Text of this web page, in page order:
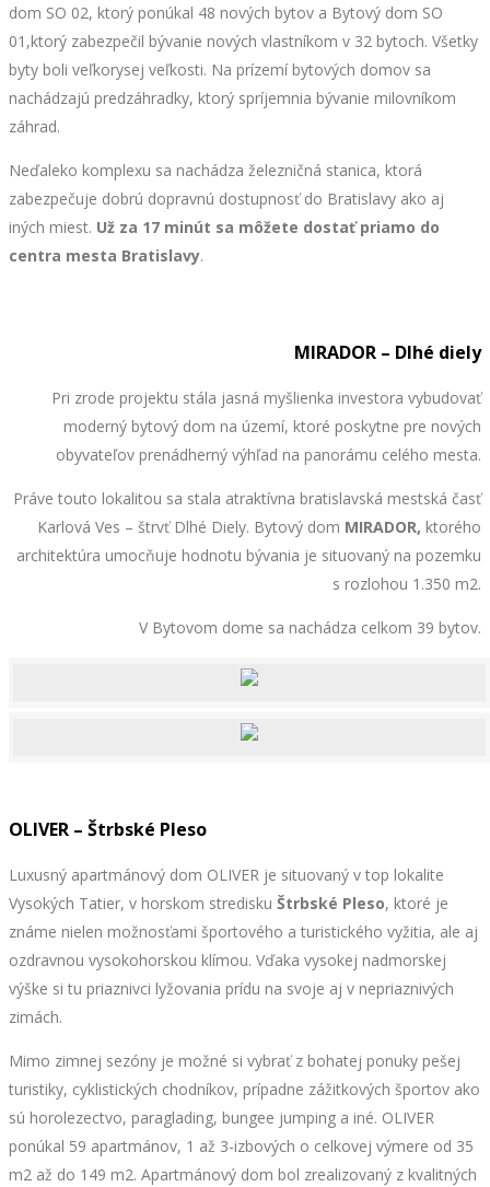
dom SO 02, ktorý ponúkal 48 nových bytov a Bytový dom SO
01,ktorý zabezpečil bývanie nových vlastníkom v 32 bytoch. Všetky
byty boli veľkorysej veľkosti. Na prízemí bytových domov sa
nachádzajú predzáhradky, ktorý spríjemnia bývanie milovníkom
záhrad.
Neďaleko komplexu sa nachádza železničná stanica, ktorá
zabezpečuje dobrú dopravnú dostupnosť do Bratislavy ako aj
iných miest. Už za 17 minút sa môžete dostať priamo do
centra mesta Bratislavy.
MIRADOR – Dlhé diely
Pri zrode projektu stála jasná myšlienka investora vybudovať
moderný bytový dom na území, ktoré poskytne pre nových
obyvateľov prenádherný výhľad na panorámu celého mesta.
Práve touto lokalitou sa stala atraktívna bratislavská mestská časť
Karlová Ves – štrvť Dlhé Diely. Bytový dom MIRADOR, ktorého
architektúra umocňuje hodnotu bývania je situovaný na pozemku
s rozlohou 1.350 m2.
V Bytovom dome sa nachádza celkom 39 bytov.
OLIVER – Štrbské Pleso
Luxusný apartmánový dom OLIVER je situovaný v top lokalite
Vysokých Tatier, v horskom stredisku Štrbské Pleso, ktoré je
známe nielen možnosťami športového a turistického vyžitia, ale aj
ozdravnou vysokohorskou klímou. Vďaka vysokej nadmorskej
výške si tu priaznivci lyžovania prídu na svoje aj v nepriaznivých
zimách.
Mimo zimnej sezóny je možné si vybrať z bohatej ponuky pešej
turistiky, cyklistických chodníkov, prípadne zážitkových športov ako
sú horolezectvo, paraglading, bungee jumping a iné. OLIVER
ponúkal 59 apartmánov, 1 až 3-izbových o celkovej výmere od 35
m2 až do 149 m2. Apartmánový dom bol zrealizovaný z kvalitných